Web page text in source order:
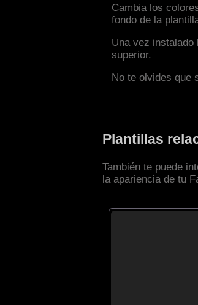
Cambia los
fondo de la
Una vez
superior.
No te olvides que
Plantillas
También te puede
la apariencia de tu